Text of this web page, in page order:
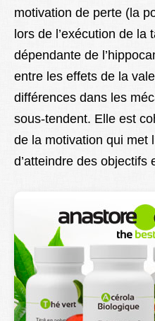
motivation de perte (la
lors de l’exécution de
dépendante de
entre les effets de la
différences dans les
sous-tendent. Elle est
de la motivation qui met
d’atteindre des objectifs